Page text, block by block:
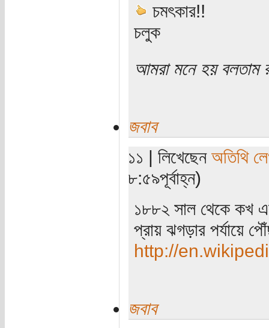
চমৎকার!!
চলুক
আমরা মনে হয় বলতাম
জবাব
১১ | লিখেছেনঅতিথি
৮:৫৯পূর্বাহ্ন)
১৮৮২ সাল থেকে কখ
প্রায় ঝগড়ার পর্যায়ে
http://
জবাব